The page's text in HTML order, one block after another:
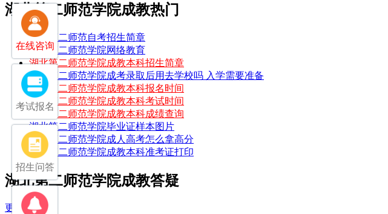
湖北第二师范学院成教热门
湖北第二师范自考招生简章
湖北第二师范学院网络教育
湖北第二师范学院成教本科招生简章
湖北第二师范学院成考录取后用去学校吗 入学需要准备
湖北第二师范学院成教本科报名时间
湖北第二师范学院成教本科考试时间
湖北第二师范学院成教本科成绩查询
湖北第二师范学院毕业证样本图片
湖北第二师范学院成人高考怎么拿高分
湖北第二师范学院成教本科准考证打印
湖北第二师范学院成教答疑
更多
在线咨询
考试报名
招生问答